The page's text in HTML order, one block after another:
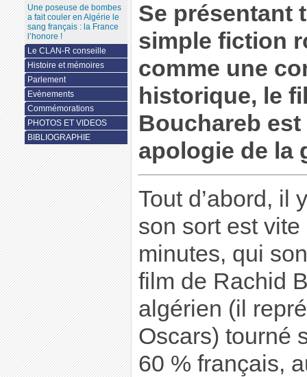
Se présentant
simple fiction
comme une
historique, le
Bouchareb
apologie de la
Tout d’abord, il
son sort est
minutes, qui
film de Rachid
algérien (il
Oscars) tourné
60 % français,
Une poseuse de bombes
a fait couler en Algérie le
sang français : la France
l’honore !
Le CLAN-R conseille
Histoire et mémoires
Parlement
Evènements
Commémorations
PHOTOS ET VIDEOS
BIBLIOGRAPHIE